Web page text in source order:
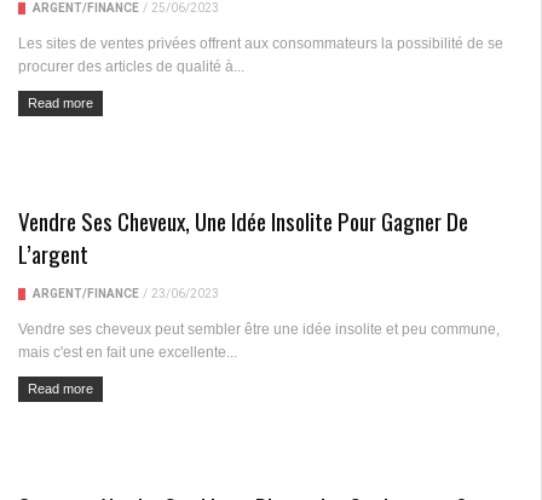
ARGENT/FINANCE / 25/06/2023
Les sites de ventes privées offrent aux consommateurs la possibilité de se
procurer des articles de qualité à...
Read more
Vendre Ses Cheveux, Une Idée Insolite Pour Gagner De
L’argent
ARGENT/FINANCE / 23/06/2023
Vendre ses cheveux peut sembler être une idée insolite et peu commune,
mais c'est en fait une excellente...
Read more